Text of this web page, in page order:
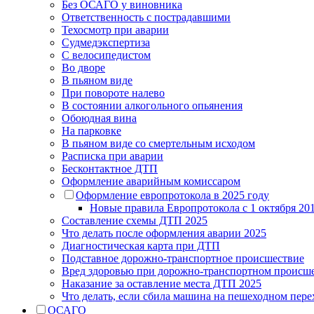
Без ОСАГО у виновника
Ответственность с пострадавшими
Техосмотр при аварии
Судмедэкспертиза
С велосипедистом
Во дворе
В пьяном виде
При повороте налево
В состоянии алкогольного опьянения
Обоюдная вина
На парковке
В пьяном виде со смертельным исходом
Расписка при аварии
Бесконтактное ДТП
Оформление аварийным комиссаром
Оформление европротокола в 2025 году
Новые правила Европротокола с 1 октября
Составление схемы ДТП 2025
Что делать после оформления аварии 2025
Диагностическая карта при ДТП
Подставное дорожно-транспортное происшествие
Вред здоровью при дорожно-транспортном
Наказание за оставление места ДТП 2025
Что делать, если сбила машина на пешеходном
ОСАГО